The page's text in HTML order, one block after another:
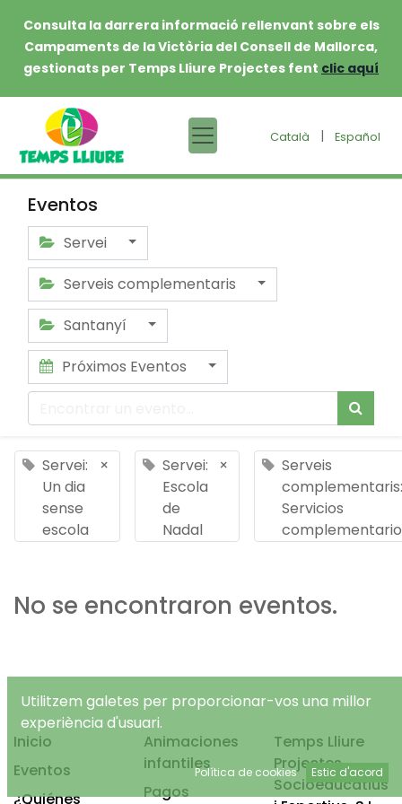
Consulta la darrera informació rellenvant sobre els
Campaments de la Victòria del Consell de Mallorca,
gestionats per Temps Lliure Projectes fent clic aquí
Català | Español
Eventos
Servei
Serveis complementaris
Santanyí
Próximos Eventos
Servei:
Un dia
sense
escola
×
Servei:
Escola
de
Nadal
×
Serveis
complementaris:
Servicios
No se encontraron eventos.
Inicio
Eventos
¿Quiénes
Animaciones
infantiles
Pagos
Temps Lliure
Projectes
Socioeducatius
Utilitzem galetes per proporcionar-vos una millor
experiència d'usuari.
Política de cookies Estic d'acord